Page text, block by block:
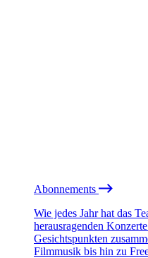
Abonnements
Wie jedes Jahr hat das
herausragenden
Gesichtspunkten
Filmmusik bis hin zu